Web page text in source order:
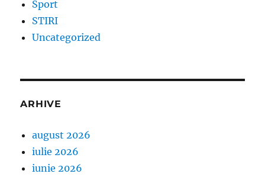
Sport
STIRI
Uncategorized
ARHIVE
august 2026
iulie 2026
iunie 2026